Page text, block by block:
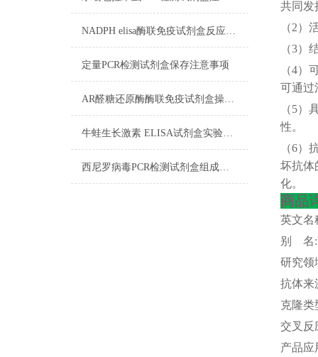
NADPH elisa酶联免疫试剂盒反应步骤
定量PCR检测试剂盒保存注意事项
AR醛糖还原酶酶联免疫试剂盒操作步骤
牛蛙生长激素 ELISA试剂盒实验操作注意事项
西尼罗病毒PCR检测试剂盒组成及试剂配制
共同发
（2）
（3）
（4）
可通过
（5）
性。
（6）
坏抗体
化。
商品
英文名
别
名
研究领
抗体来
克隆类
交叉反
产品应